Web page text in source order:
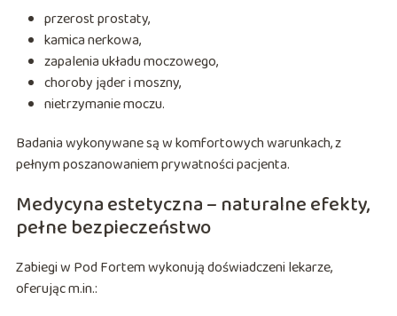
przerost prostaty,
kamica nerkowa,
zapalenia układu moczowego,
choroby jąder i moszny,
nietrzymanie moczu.
Badania wykonywane są w komfortowych warunkach, z
pełnym poszanowaniem prywatności pacjenta.
Medycyna estetyczna – naturalne efekty,
pełne bezpieczeństwo
Zabiegi w Pod Fortem wykonują doświadczeni lekarze,
oferując m.in.: